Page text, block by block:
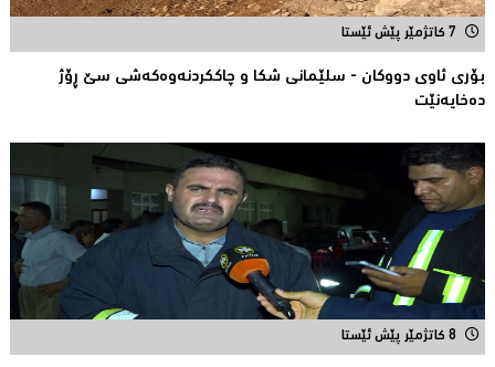
7 کاتژمێر پێش ئێستا
بۆری ئاوی دووکان - سلێمانی شکا و چاککردنەوەکەشى سێ ڕۆژ
دەخایەنێت
8 کاتژمێر پێش ئێستا